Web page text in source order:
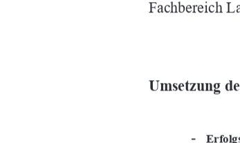
Fachbereich
Umsetzung
-